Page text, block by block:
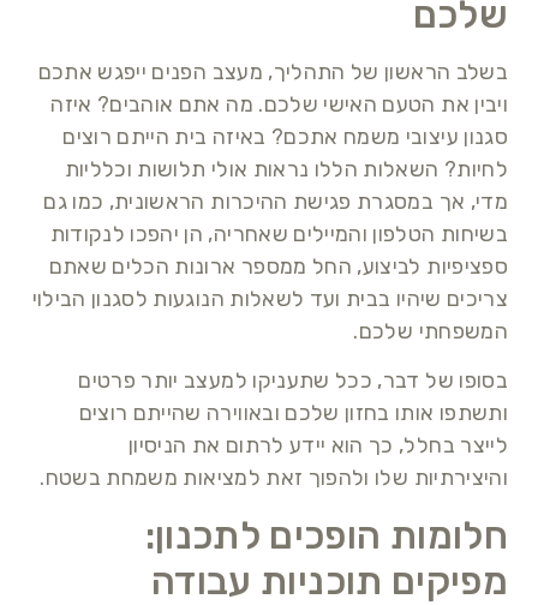
שלכם
בשלב הראשון של התהליך, מעצב הפנים ייפגש אתכם
ויבין את הטעם האישי שלכם. מה אתם אוהבים? איזה
סגנון עיצובי משמח אתכם? באיזה בית הייתם רוצים
לחיות? השאלות הללו נראות אולי תלושות וכלליות
מדי, אך במסגרת פגישת ההיכרות הראשונית, כמו גם
בשיחות הטלפון והמיילים שאחריה, הן יהפכו לנקודות
ספציפיות לביצוע, החל ממספר ארונות הכלים שאתם
צריכים שיהיו בבית ועד לשאלות הנוגעות לסגנון הבילוי
המשפחתי שלכם.
בסופו של דבר, ככל שתעניקו למעצב יותר פרטים
ותשתפו אותו בחזון שלכם ובאווירה שהייתם רוצים
לייצר בחלל, כך הוא יידע לרתום את הניסיון
והיצירתיות שלו ולהפוך זאת למציאות משמחת בשטח.
חלומות הופכים לתכנון:
מפיקים תוכניות עבודה